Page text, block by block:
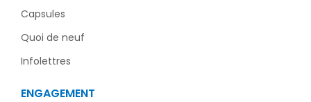
-
f
Capsules
Quoi de neuf
Infolettres
ENGAGEMENT